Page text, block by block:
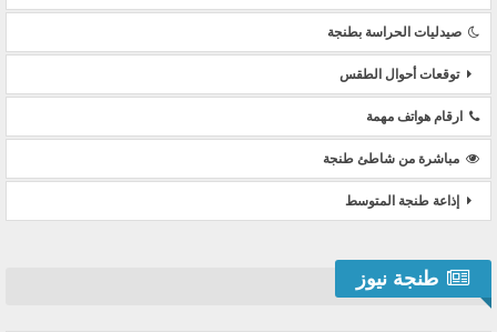
صيدليات الحراسة بطنجة
توقعات أحوال الطقس
ارقام هواتف مهمة
مباشرة من شاطئ طنجة
إذاعة طنجة المتوسط
طنجة نيوز